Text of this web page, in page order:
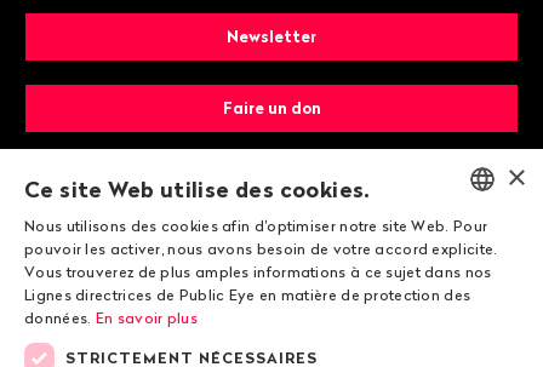
Newsletter
Faire un don
Devenir membre
ENGLISH
DEUTSCH
×
Ce site Web utilise des cookies.
Nous utilisons des cookies afin d'optimiser notre site Web. Pour
pouvoir les activer, nous avons besoin de votre accord explicite.
Vous trouverez de plus amples informations à ce sujet dans nos
Lignes directrices de Public Eye en matière de protection des
données. En savoir plus
STRICTEMENT NÉCESSAIRES